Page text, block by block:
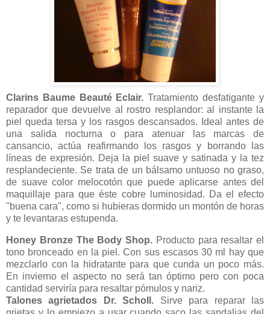
Clarins Baume Beauté Eclair. Tratamiento desfatigante y
reparador que devuelve al rostro resplandor: al instante la
piel queda tersa y los rasgos descansados. Ideal antes de
una salida nocturna o para atenuar las marcas de
cansancio, actúa reafirmando los rasgos y borrando las
líneas de expresión. Deja la piel suave y satinada y la tez
resplandeciente. Se trata de un bálsamo untuoso no graso,
de suave color melocotón que puede aplicarse antes del
maquillaje para que éste cobre luminosidad. Da el efecto
"buena cara", como si hubieras dormido un montón de horas
y te levantaras estupenda.
Honey Bronze The Body Shop. Producto para resaltar el
tono bronceado en la piel. Con sus escasos 30 ml hay que
mezclarlo con la hidratante para que cunda un poco más.
En invierno el aspecto no será tan óptimo pero con poca
cantidad serviría para resaltar pómulos y nariz.
Talones agrietados Dr. Scholl. Sirve para reparar las